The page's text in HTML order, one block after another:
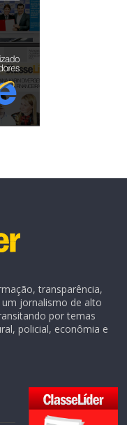
transparência,
jornalismo de alto
por temas
policial, econômia e